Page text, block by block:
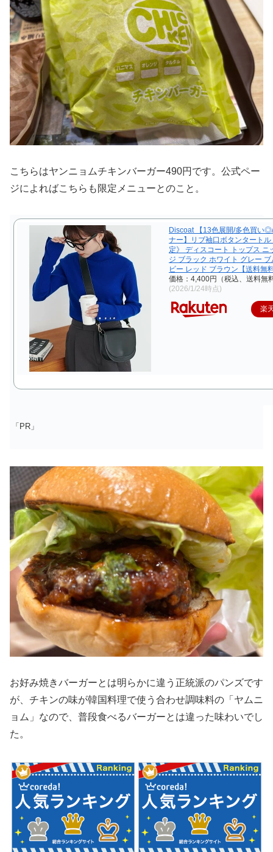
こちらはヤンニョムチキンバーガー490円です。公式ペー
ジによればこちらも限定メニューとのこと。
Discoat 【13色展開/多色買い
ナー】リブ袖口ボタンタートル
定》 ディスコート トップス ニ
ジ ブラック ホワイト グレー
ビー レッド ブラウン【送料無
価格：4,400円（税込、送料無
(2026/1/24時点)
楽
「PR」
お好み焼きバーガーとは明らかに違う正統派のパンズです
が、チキンの味が韓国料理で使う合わせ調味料の「ヤムニ
ョム」なので、普段食べるバーガーとは違った味わいでし
た。